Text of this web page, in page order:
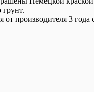
от производителя 3